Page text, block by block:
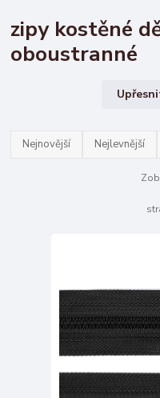
zipy kostěné
oboustranné
Nejnovější Nejlevnější